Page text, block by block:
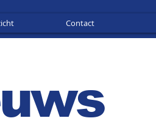
Contact